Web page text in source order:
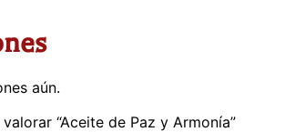
aún.
“Aceite de Paz y Armonía”